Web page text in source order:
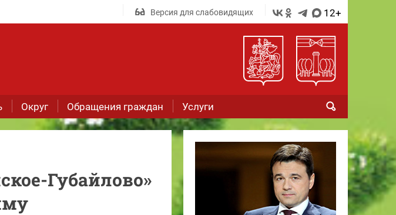
Версия для слабовидящих 12+
Округ Обращения граждан Услуги
Губайлово»